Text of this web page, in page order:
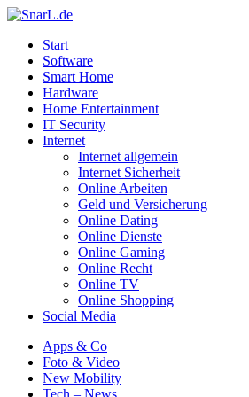
Start
Software
Smart Home
Hardware
Home Entertainment
IT Security
Internet
Internet allgemein
Internet Sicherheit
Online Arbeiten
Geld und Versicherung
Online Dating
Online Dienste
Online Gaming
Online Recht
Online TV
Online Shopping
Social Media
Apps & Co
Foto & Video
New Mobility
Tech – News